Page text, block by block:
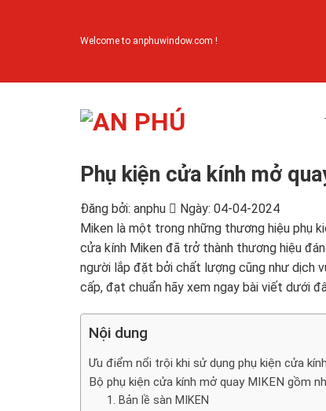
Welcome to anphuwindow.com !
Phụ kiện cửa kính mở
Đăng bởi: anphu
Ngày: 04-04-2024
Miken là một trong những thương hiệu phụ
cửa kính Miken đã trở thành thương hiệu
người lắp đặt bởi chất lượng cũng như dịch
cấp, đạt chuẩn hãy xem ngay bài viết dưới
Nội dung
Ưu điểm nổi trội khi sử dụng phụ kiện cửa
Bộ phụ kiện cửa kính mở quay MIKEN gồm
1. Bản lề sàn MIKEN